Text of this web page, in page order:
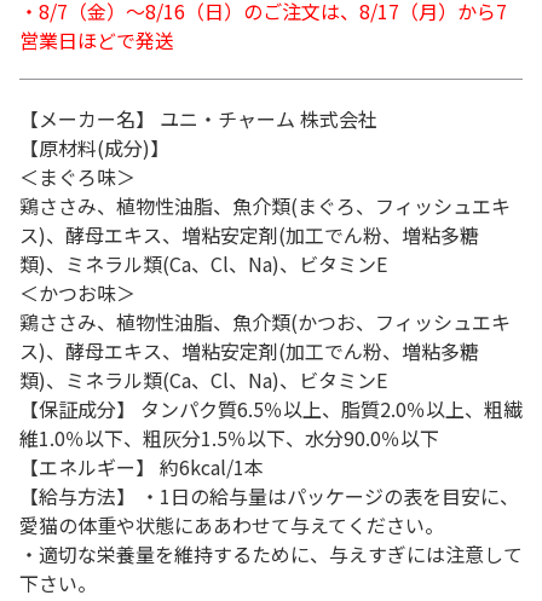
・8/7（金）～8/16（日）のご注文は、8/17（月）から7
営業日ほどで発送
【メーカー名】 ユニ・チャーム 株式会社
【原材料(成分)】
＜まぐろ味＞
鶏ささみ、植物性油脂、魚介類(まぐろ、フィッシュエキ
ス)、酵母エキス、増粘安定剤(加工でん粉、増粘多糖
類)、ミネラル類(Ca、Cl、Na)、ビタミンE
＜かつお味＞
鶏ささみ、植物性油脂、魚介類(かつお、フィッシュエキ
ス)、酵母エキス、増粘安定剤(加工でん粉、増粘多糖
類)、ミネラル類(Ca、Cl、Na)、ビタミンE
【保証成分】 タンパク質6.5％以上、脂質2.0％以上、粗繊
維1.0％以下、粗灰分1.5％以下、水分90.0％以下
【エネルギー】 約6kcal/1本
【給与方法】 ・1日の給与量はパッケージの表を目安に、
愛猫の体重や状態にああわせて与えてください。
・適切な栄養量を維持するために、与えすぎには注意して
下さい。